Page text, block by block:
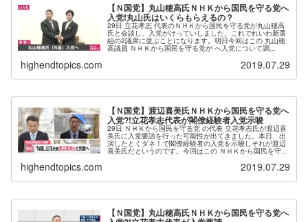
【Ｎ国党】丸山穂高氏ＮＨＫから国民を守る党へ
入党!丸山氏はいくらもらえるの？
29日 立花孝志 代表のＮＨＫから国民を守る党が丸山穂高
氏と会談し、入党がけっていしました。これでれいわ新選
組の2議席に並ぶことになります。明日今回はこの 丸山穂
高議員 ＮＨＫから国民を守る党が へ入党について調...
highendtopics.com 2019.07.29
【Ｎ国党】渡辺喜美氏ＮＨＫから国民を守る党へ
入党?!立花孝志代表が閣僚経験者入党示唆
29日 ＮＨＫから国民を守る党 の代表 立花孝志氏が渡辺喜
美氏に入党要請を行った可能性が出てきました。本日、出
演したとくダネ！で閣僚経験者の入党を示唆しそれが渡辺
喜美氏だというのです。今回はこの ＮＨＫから国民を守...
highendtopics.com 2019.07.29
【Ｎ国党】丸山穂高氏ＮＨＫから国民を守る党へ